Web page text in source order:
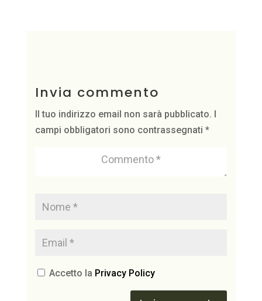
Invia commento
Il tuo indirizzo email non sarà pubblicato. I
campi obbligatori sono contrassegnati *
Accetto la Privacy Policy